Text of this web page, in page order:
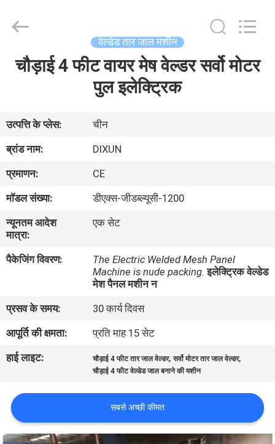
घर
वीआर
शो
हमारे
बारे
में
भ्रमण
गुणवत्ता
संपर्क
करें
Mesh
Products
Rights
Reserved.
वेल्डेड तार जाल मशीन
चौड़ाई 4 फीट वायर मेष वेल्डर सर्वो मोटर
पुल इलेक्ट्रिक
उत्पत्ति के प्लेस:
चीन
ब्रांड नाम:
DIXUN
प्रमाणन:
CE
मॉडल संख्या:
डीएक्स-जीडब्ल्यूसी-1200
न्यूनतम आदेश
मात्रा:
एक सेट
पैकेजिंग विवरण:
The Electric Welded Mesh Panel
Machine is nude packing. इलेक्ट्रिक वेल्डेड
मेश पैनल मशीन न
प्रसव के समय:
30 कार्य दिवस
आपूर्ति की क्षमता:
प्रति माह 15 सेट
हाई लाइट:
चौड़ाई 4 फीट तार जाल वेल्डर,सर्वो मोटर तार जाल वेल्डर,
चौड़ाई 4 फीट वेल्डेड जाल बनाने की मशीन
सबसे अच्छी कीमत